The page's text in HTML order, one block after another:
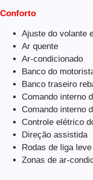
Conforto
Ajuste do volante
Ar quente
Ar-condicionado
Banco do
Banco traseiro
Comando interno
Comando interno
Controle elétrico
Direção assistida
Rodas de liga leve
Zonas de ar-